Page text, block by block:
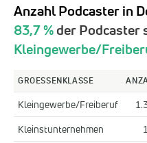
Anzahl Podcaster in
83,7 %der Podcaster
Kleingewerbe/
GROESSENKLASSE
Kleingewerbe/Freiberuf
Kleinstunternehmen